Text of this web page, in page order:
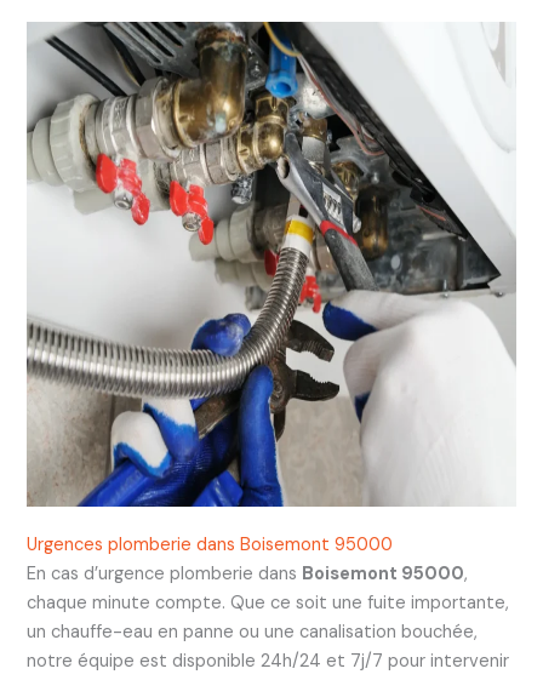
Urgences plomberie dans Boisemont 95000
En cas d’urgence plomberie dans Boisemont 95000,
chaque minute compte. Que ce soit une fuite importante,
un chauffe-eau en panne ou une canalisation bouchée,
notre équipe est disponible 24h/24 et 7j/7 pour intervenir